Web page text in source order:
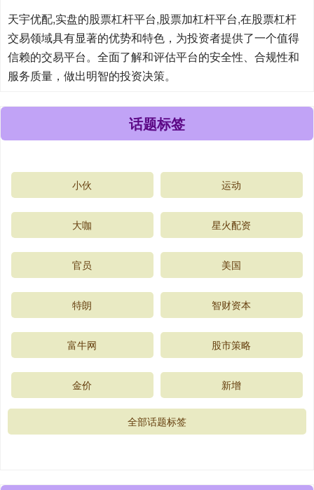
天宇优配,实盘的股票杠杆平台,股票加杠杆平台,在股票杠杆
交易领域具有显著的优势和特色，为投资者提供了一个值得
信赖的交易平台。全面了解和评估平台的安全性、合规性和
服务质量，做出明智的投资决策。
话题标签
小伙 运动
大咖 星火配资
官员 美国
特朗 智财资本
富牛网 股市策略
金价 新增
全部话题标签